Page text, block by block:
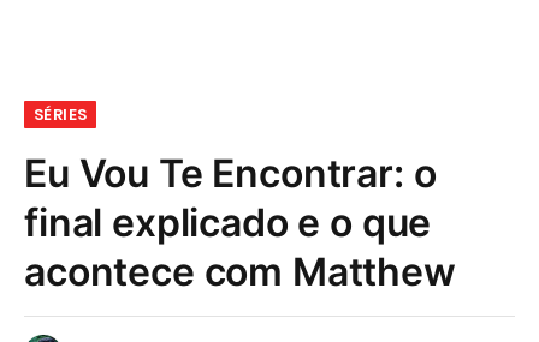
SÉRIES
Eu Vou Te Encontrar: o
final explicado e o que
acontece com Matthew